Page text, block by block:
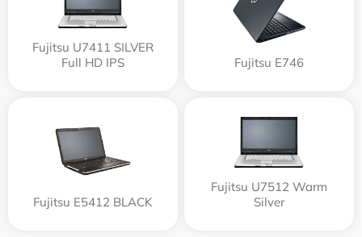
Fujitsu U7411 SILVER
Full HD IPS
Fujitsu E746
Fujitsu E5412 BLACK
Fujitsu U7512 Warm
Silver